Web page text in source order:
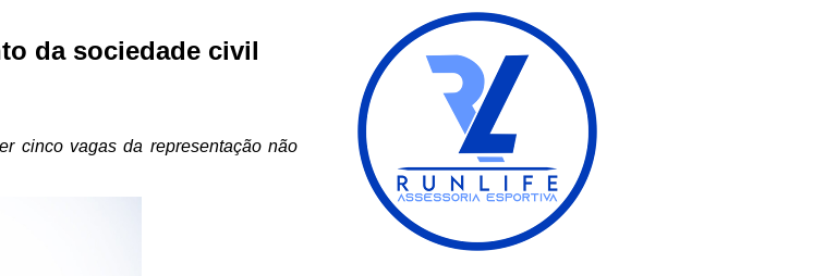
da sociedade civil
cinco vagas da representação não